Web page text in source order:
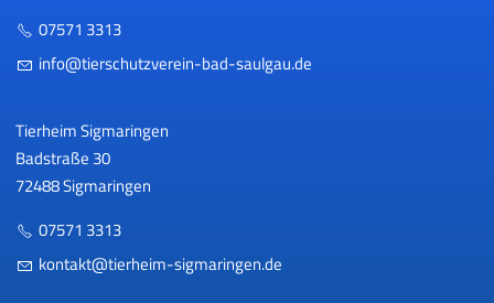
07571 3313
nf
t rsch tzv r n-b d-s lg d
Tierheim Sigmaringen
Badstraße 30
72488 Sigmaringen
07571 3313
k nt kt t rh m-sgm rng nd